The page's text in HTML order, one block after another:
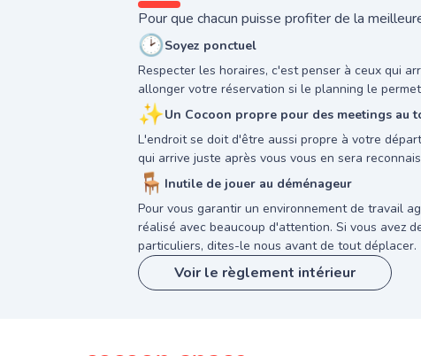
Pour que chacun puisse profiter de la
🕑Soyez ponctuel
Respecter les horaires, c'est penser à ceux qui
allonger votre réservation si le planning le
✨Un Cocoon propre pour des meetings au
L'endroit se doit d'être aussi propre à votre
qui arrive juste après vous vous en sera
🪑 Inutile de jouer au déménageur
Pour vous garantir un environnement de travail
réalisé avec beaucoup d'attention. Si vous avez
particuliers, dites-le nous avant de tout déplacer.
Voir le règlement intérieur